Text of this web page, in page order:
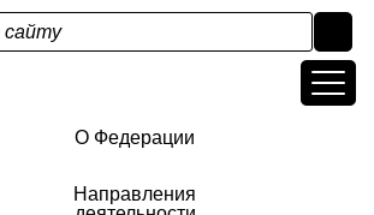
О Федерации
Направления